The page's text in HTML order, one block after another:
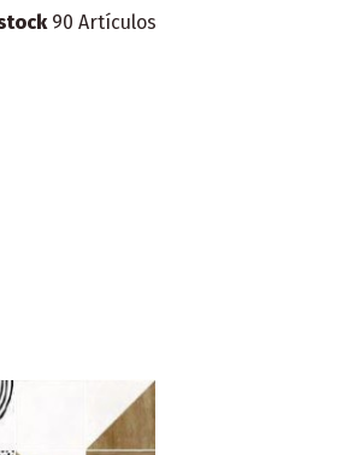
90 Artículos